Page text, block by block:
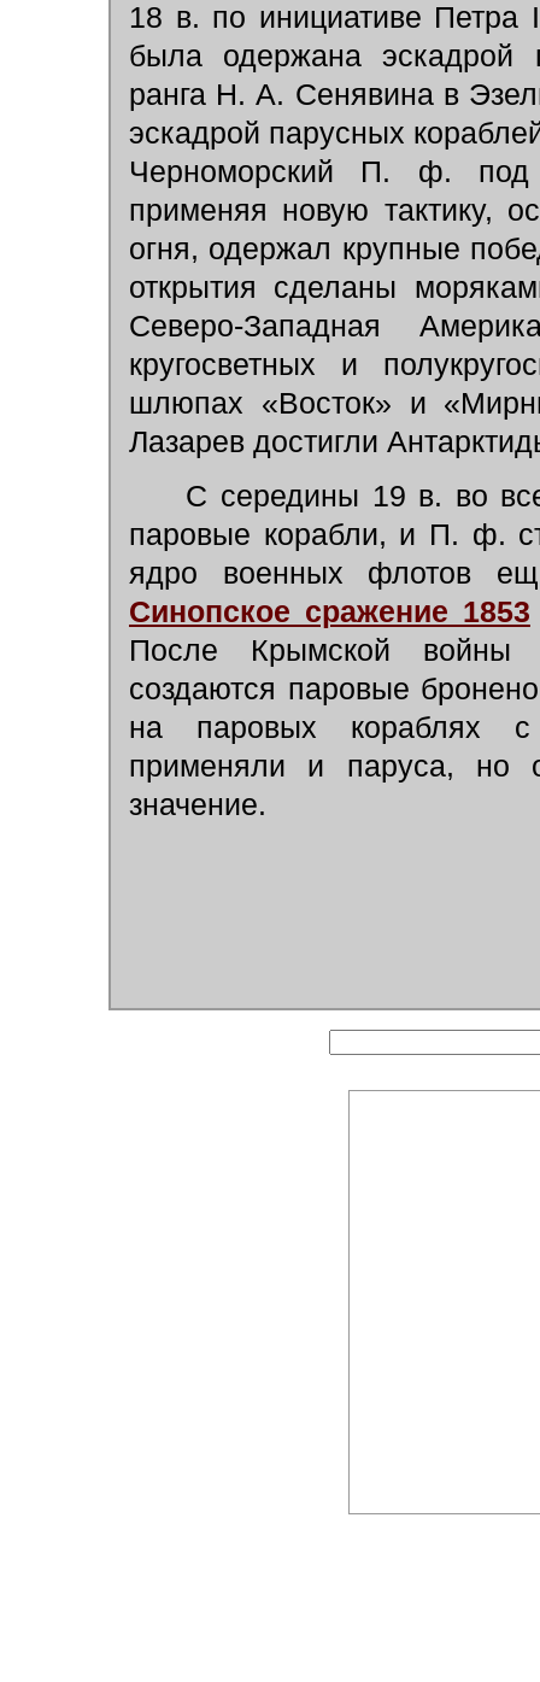
18 в. по инициативе
была одержана эскадрой
ранга Н. А. Сенявина в
эскадрой парусных
Черноморский П. ф.
применяя новую тактику,
огня, одержал крупные
открытия сделаны
Северо-Западная
кругосветных и
шлюпах «Восток» и
Лазарев достигли
С середины 19 в. во
паровые корабли, и П. ф.
ядро военных флотов
Синопское сражение 1853
После Крымской войны
создаются паровые
на паровых кораблях с
применяли и паруса, но
значение.